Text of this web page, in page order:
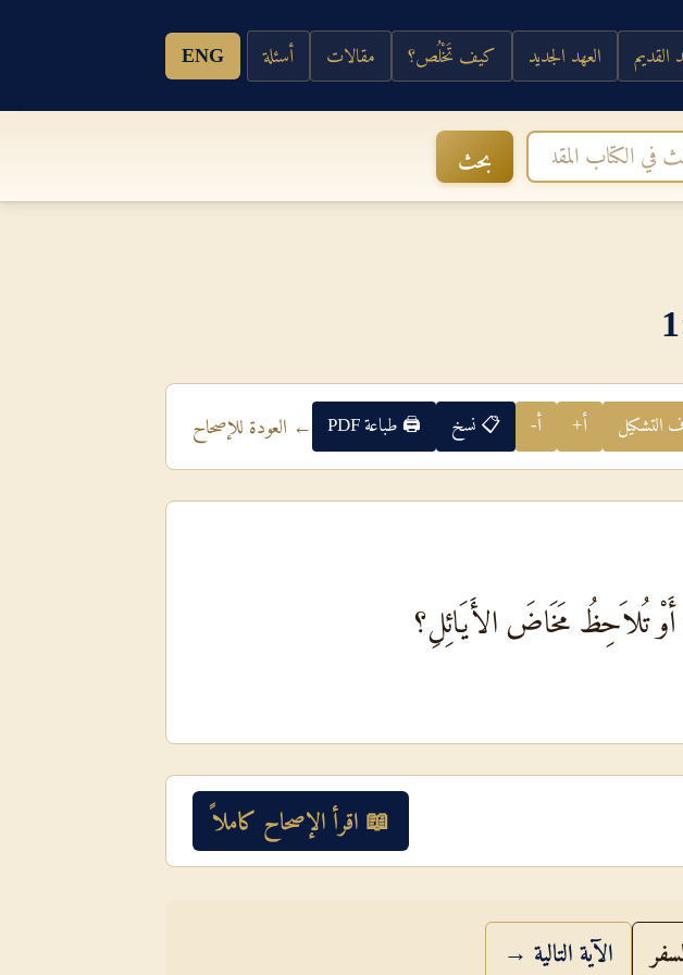
القديم العهد الجديد كيف تَخْلُص؟ مقالات أسئلة ENG
بحث
التشكيل أ+ أ- 📋 نسخ 🖨 طباعة PDF ← العودة للإصحاح
تُلاَحِظُ مَخَاضَ الأَيَائِلِ؟
📖 اقرأ الإصحاح كاملاً
الآية التالية →